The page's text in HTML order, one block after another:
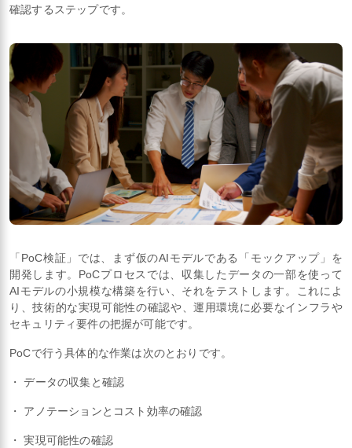
確認するステップです。
「PoC検証」では、まず仮のAIモデルである「モックアップ」を
開発します。PoCプロセスでは、収集したデータの一部を使って
AIモデルの小規模な構築を行い、それをテストします。これによ
り、技術的な実現可能性の確認や、運用環境に必要なインフラや
セキュリティ要件の把握が可能です。
PoCで行う具体的な作業は次のとおりです。
・ データの収集と確認
・ アノテーションとコスト効率の確認
・ 実現可能性の確認